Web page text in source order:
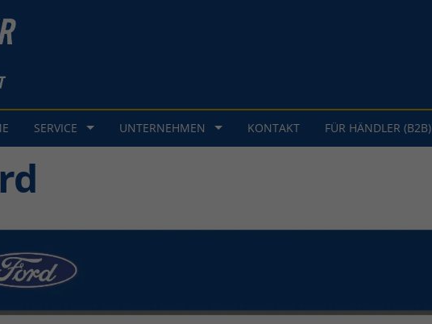
SERVICE UNTERNEHMEN KONTAKT FÜR HÄNDLER (B2B)